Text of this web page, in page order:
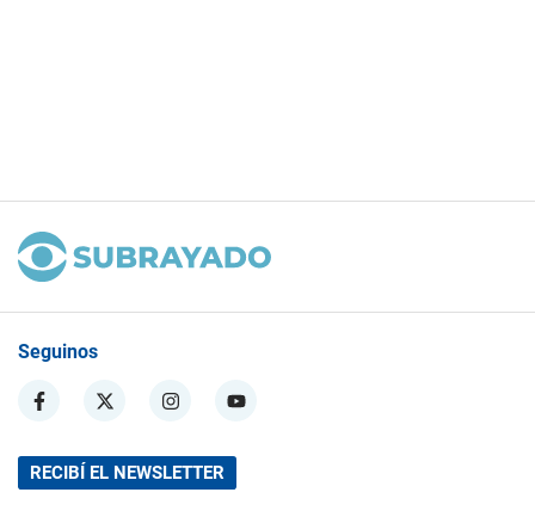
Seguinos
RECIBÍ EL NEWSLETTER